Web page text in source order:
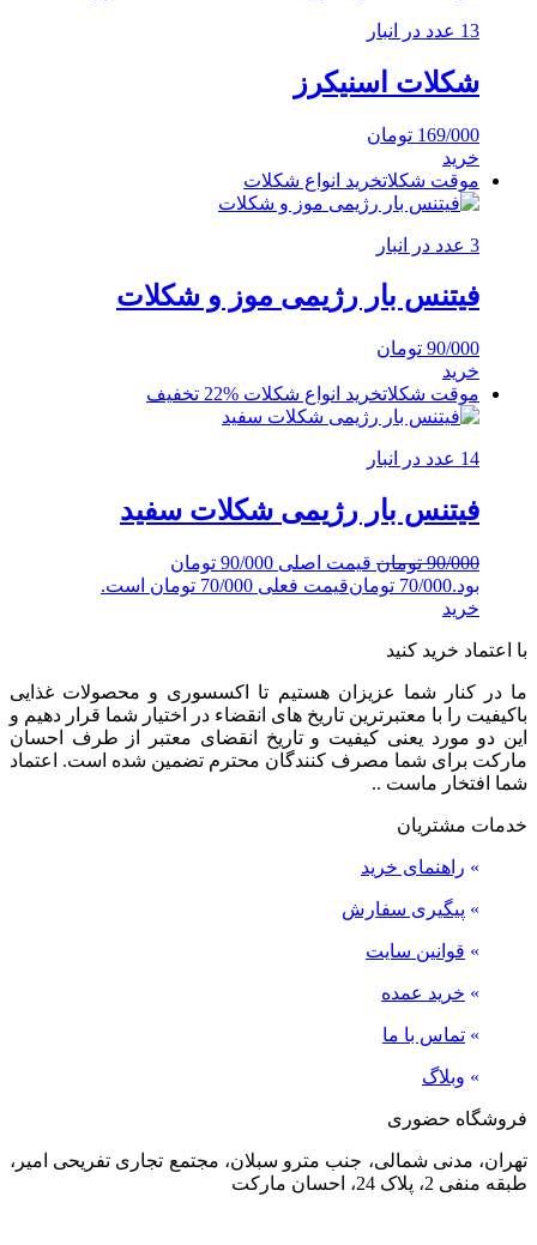
13 عدد در انبار
شکلات اسنیکرز
169/000 تومان
خرید
موقت شکلاتخرید انواع شکلات
3 عدد در انبار
فیتنس بار رژیمی موز و شکلات
90/000 تومان
خرید
موقت شکلاتخرید انواع شکلات %22 تخفیف
14 عدد در انبار
فیتنس بار رژیمی شکلات سفید
90/000 تومان
قیمت اصلی 90/000 تومان
بود.70/000 تومانقیمت فعلی 70/000 تومان است.
خرید
با اعتماد خرید کنید
ما در کنار شما عزیزان هستیم تا اکسسوری و محصولات غذایی
باکیفیت را با معتبرترین تاریخ های انقضاء در اختیار شما قرار دهیم و
این دو مورد یعنی کیفیت و تاریخ انقضای معتبر از طرف احسان
مارکت برای شما مصرف کنندگان محترم تضمین شده است. اعتماد
شما افتخار ماست ..
خدمات مشتریان
» راهنمای خرید
» پیگیری سفارش
» قوانین سایت
» خرید عمده
» تماس با ما
» وبلاگ
فروشگاه حضوری
تهران، مدنی شمالی، جنب مترو سبلان، مجتمع تجاری تفریحی امیر،
طبقه منفی 2، پلاک 24، احسان مارکت